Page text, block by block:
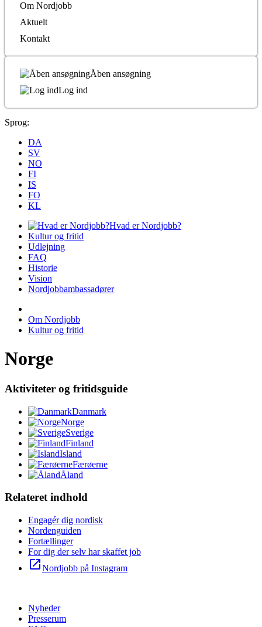
Om Nordjobb
Aktuelt
Kontakt
Åben ansøgning
Log ind
Sprog:
DA
SV
NO
FI
IS
FO
KL
Hvad er Nordjobb?
Kultur og fritid
Udlejning
FAQ
Historie
Vision
Nordjobbambassadører
Om Nordjobb
Kultur og fritid
Norge
Aktiviteter og fritidsguide
Danmark
Norge
Sverige
Finland
Island
Færøerne
Åland
Relateret indhold
Engagér dig nordisk
Nordenguiden
Fortællinger
For dig der selv har skaffet job
open_in_newNordjobb på Instagram
Nyheder
Presserum